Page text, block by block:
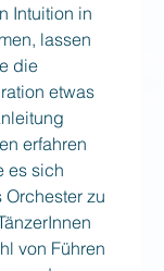
Intuition in
lassen
die
etwas
erfahren
es sich
zu
von Führen